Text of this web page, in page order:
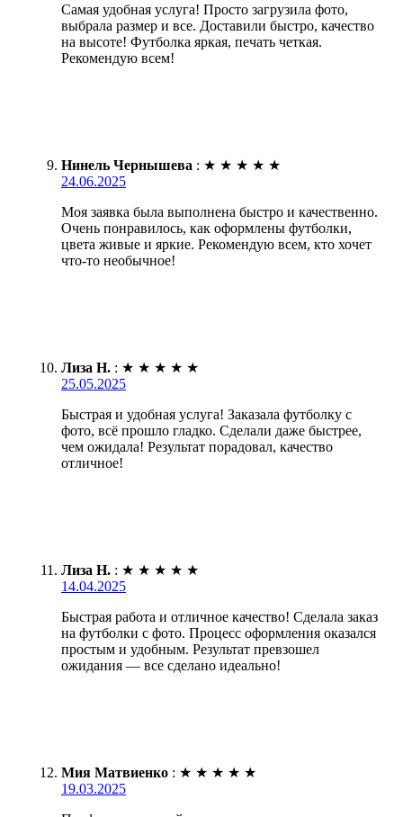
Самая удобная услуга! Просто загрузила фото,
выбрала размер и все. Доставили быстро, качество
на высоте! Футболка яркая, печать четкая.
Рекомендую всем!
Нинель Чернышева : ★ ★ ★ ★ ★
24.06.2025
Моя заявка была выполнена быстро и качественно.
Очень понравилось, как оформлены футболки,
цвета живые и яркие. Рекомендую всем, кто хочет
что-то необычное!
Лиза Н. : ★ ★ ★ ★ ★
25.05.2025
Быстрая и удобная услуга! Заказала футболку с
фото, всё прошло гладко. Сделали даже быстрее,
чем ожидала! Результат порадовал, качество
отличное!
Лиза Н. : ★ ★ ★ ★ ★
14.04.2025
Быстрая работа и отличное качество! Сделала заказ
на футболки с фото. Процесс оформления оказался
простым и удобным. Результат превзошел
ожидания — все сделано идеально!
Мия Матвиенко : ★ ★ ★ ★ ★
19.03.2025